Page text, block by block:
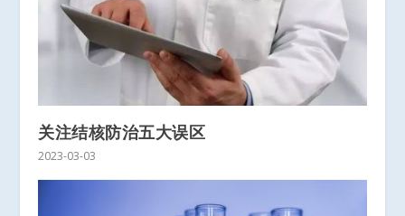
关注结核防治五大误区
2023-03-03